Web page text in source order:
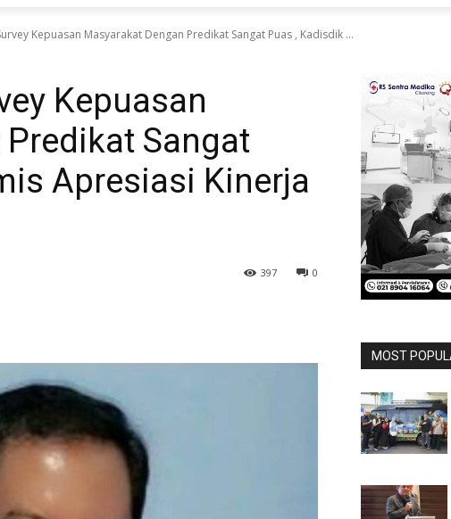
Kepuasan Masyarakat Dengan Predikat Sangat Puas , Kadisdik ...
Kepuasan
Sangat
Apresiasi Kinerja
0
397
MOST